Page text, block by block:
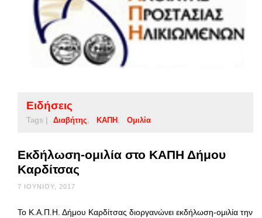
Ειδήσεις
Tags | Διαβήτης ΚΑΠΗ Ομιλία
Εκδήλωση-ομιλία στο ΚΑΠΗ Δήμου
Καρδίτσας
7 ΙΟΥΝΊΟΥ, 2017
Το Κ.Α.Π.Η. Δήμου Καρδίτσας διοργανώνει εκδήλωση-ομιλία την